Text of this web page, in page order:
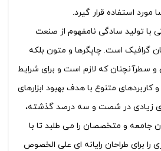
استفاده قرار گیرد.
با تولید سادگی نامفهوم از صنعت
گرافیک است. چاپگرها و متون بلکه
سطرآنچنان که لازم است و برای شرایط
کاربردهای متنوع با هدف بهبود ابزارهای
زیادی در شصت و سه درصد گذشته،
جامعه و متخصصان را می طلبد تا با
را برای طراحان رایانه ای علی الخصوص